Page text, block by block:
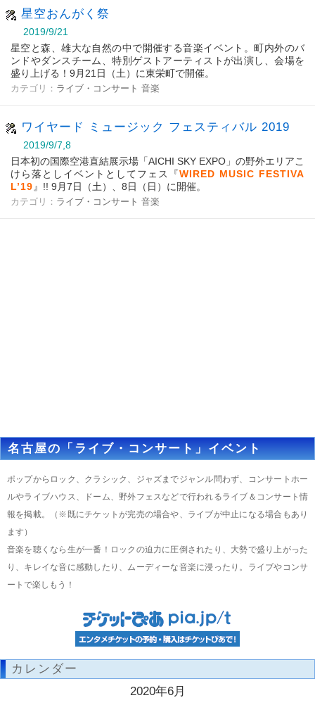
星空おんがく祭
2019/9/21
星空と森、雄大な自然の中で開催する音楽イベント。町内外のバ
ンドやダンスチーム、特別ゲストアーティストが出演し、会場を
盛り上げる！9月21日（土）に東栄町で開催。
カテゴリ： ライブ・コンサート 音楽
ワイヤード ミュージック フェスティバル 2019
2019/9/7,8
日本初の国際空港直結展示場「AICHI SKY EXPO」の野外エリアこ
けら落としイベントとしてフェス『WIRED MUSIC FESTIVA
L’19 』!! 9月7日（土）、8日（日）に開催。
カテゴリ： ライブ・コンサート 音楽
名古屋の「ライブ・コンサート」イベント
ポップからロック、クラシック、ジャズまでジャンル問わず、コンサートホー
ルやライブハウス、ドーム、野外フェスなどで行われるライブ＆コンサート情
報を掲載。（※既にチケットが完売の場合や、ライブが中止になる場合もあり
ます）
音楽を聴くなら生が一番！ロックの迫力に圧倒されたり、大勢で盛り上がった
り、キレイな音に感動したり、ムーディーな音楽に浸ったり。ライブやコンサ
ートで楽しもう！
カレンダー
2020年6月